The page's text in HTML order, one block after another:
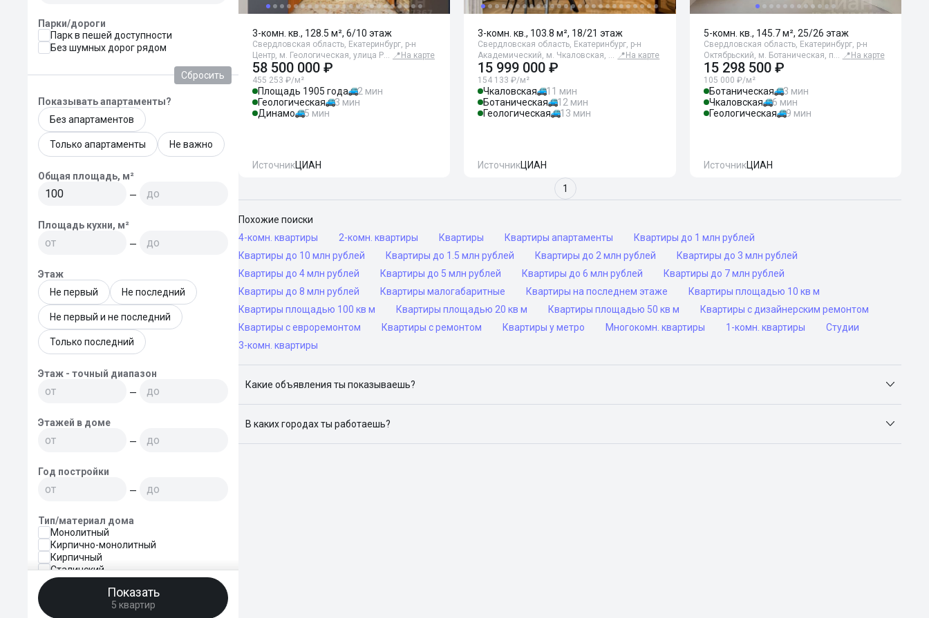
Парки/дороги
Парк в пешей доступности
Без шумных дорог рядом
Сбросить
Показывать апартаменты?
Без апартаментов
Только апартаменты Не важно
Общая площадь, м²
—
Площадь кухни, м²
—
Этаж
Не первый
Не последний
Не первый и не последний
Только последний
Этаж - точный диапазон
—
Этажей в доме
—
Год постройки
—
Тип/материал дома
Монолитный
Кирпично-монолитный
Кирпичный
Сталинский
Блочный
Показать
5 квартир
3-комн. кв., 128.5 м², 6/10 этаж
Свердловская область, Екатеринбург, р-н
Центр, м. Геологическая, улица Р… 📍 На карте
58 500 000 ₽
455 253 ₽/м²
Площадь 1905 года
2 мин
Геологическая
3 мин
Динамо
5 мин
ИсточникЦИАН
3-комн. кв., 103.8 м², 18/21 этаж
Свердловская область, Екатеринбург, р-н
Академический, м. Чкаловская, … 📍 На карте
15 999 000 ₽
154 133 ₽/м²
Чкаловская
11 мин
Ботаническая
12 мин
Геологическая
13 мин
ИсточникЦИАН
5-комн. кв., 145.7 м², 25/26 этаж
Свердловская область, Екатеринбург, р-н
Октябрьский, м. Ботаническая, п… 📍 На карте
15 298 500 ₽
105 000 ₽/м²
Ботаническая
3 мин
Чкаловская
6 мин
Геологическая
9 мин
ИсточникЦИАН
1
Похожие поиски
4-комн. квартиры
2-комн. квартиры Квартиры Квартиры апартаменты
Квартиры до 1 млн рублей
Квартиры до 10 млн рублей
Квартиры до 1.5 млн рублей Квартиры до 2 млн рублей
Квартиры до 3 млн рублей
Квартиры до 4 млн рублей
Квартиры до 5 млн рублей Квартиры до 6 млн рублей
Квартиры до 7 млн рублей
Квартиры до 8 млн рублей
Квартиры малогабаритные Квартиры на последнем этаже
Квартиры площадью 10 кв м
Квартиры площадью 100 кв м
Квартиры площадью 20 кв м Квартиры площадью 50 кв м
Квартиры с дизайнерским ремонтом
Квартиры с евроремонтом
Квартиры с ремонтом Квартиры у метро Многокомн. квартиры 1-комн. квартиры
Студии
3-комн. квартиры
Какие объявления ты показываешь?
В каких городах ты работаешь?